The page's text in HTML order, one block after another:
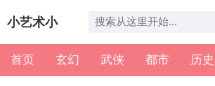
小艺术小
说
首页 玄幻 武侠 都市 历史